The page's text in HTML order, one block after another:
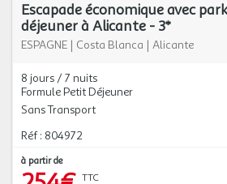
Escapade économique avec
déjeuner à Alicante - 3*
ESPAGNE | Costa Blanca | Alicante
8 jours / 7 nuits
Formule Petit Déjeuner
Sans Transport
Réf : 804972
à partir de
TTC